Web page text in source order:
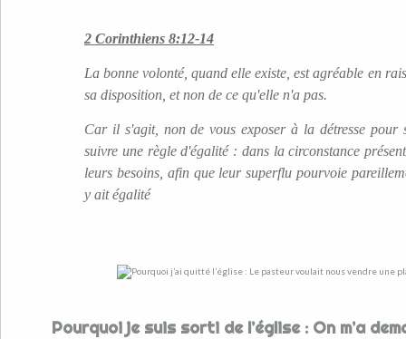
2 Corinthiens 8:12-14
La bonne volonté, quand elle existe, est agréable en
sa disposition, et non de ce qu'elle n'a pas.
Car il s'agit, non de vous exposer à la détresse pour
suivre une règle d'égalité : dans la circonstance
leurs besoins, afin que leur superflu pourvoie
y ait égalité
Pourquoi je suis sorti de l’église : On m’a